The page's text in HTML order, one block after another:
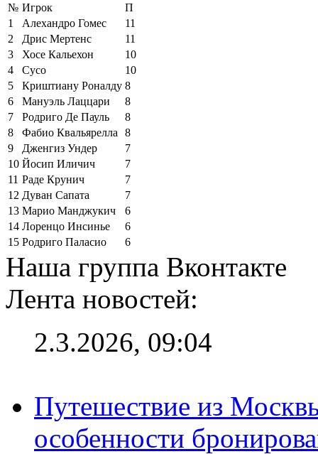
№ Игрок
П
1
Алехандро Гомес
11
2
Дрис Мертенс
11
3
Хосе Кальехон
10
4
Сусо
10
5
Криштиану Роналду 8
6
Мануэль Лаццари
8
7
Родриго Де Пауль
8
8
Фабио Квальярелла
8
9
Дженгиз Ундер
7
10 Йосип Иличич
7
11 Раде Крунич
7
12 Дуван Сапата
7
13 Марио Манджукич
6
14 Лоренцо Инсинье
6
15 Родриго Паласио 6
Наша группа Вконтакте
Лента новостей:
2.3.2026, 09:04
Путешествие из
особенности